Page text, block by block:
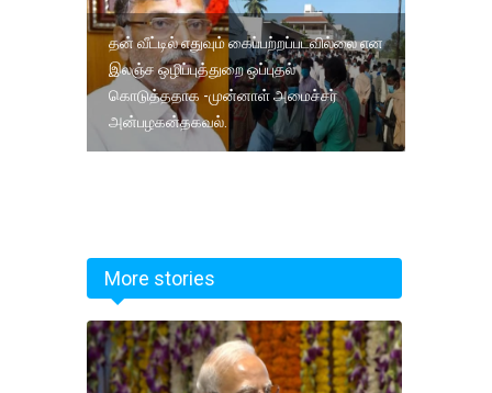
தன் வீட்டில் எதுவும் கைப்பற்றப்படவில்லை என
இலஞ்ச ஒழிப்புத்துறை ஒப்புதல்
கொடுத்ததாக -முன்னாள் அமைச்சர்
அன்பழகன்தகவல்.
More stories